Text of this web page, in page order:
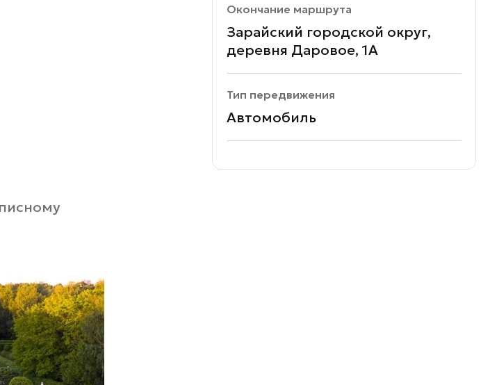
Окончание маршрута
Зарайский городской округ,
деревня Даровое, 1А
Тип передвижения
Автомобиль